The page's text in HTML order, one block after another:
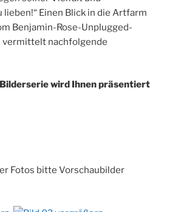
lieben!“ Einen Blick in die Artfarm
Benjamin-Rose-Unplugged-
vermittelt nachfolgende
Bilderserie wird Ihnen präsentiert
Fotos bitte Vorschaubilder